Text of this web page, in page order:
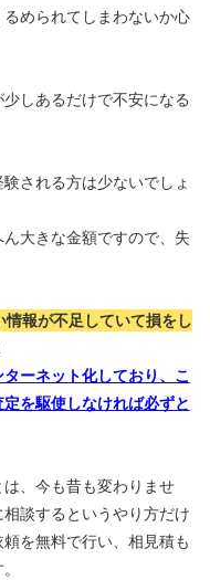
められてしまわないか心
しあるだけで不安になる
される方は少ないでしょ
大きな金額ですので、失
報が不足していて損をし
ーネット化しており、こ
を駆使しなければ必ずと
、今も昔も変わりませ
談するというやり方だけ
を無料で行い、相見積も